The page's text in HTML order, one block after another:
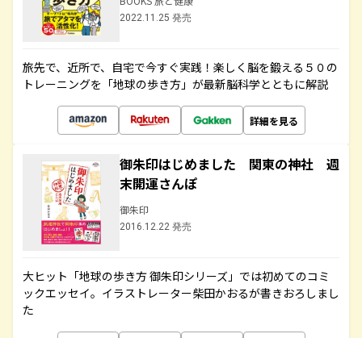
2022.11.25 発売
旅先で、近所で、自宅で今すぐ実践！楽しく脳を鍛える５０の
トレーニングを「地球の歩き方」が最新脳科学とともに解説
詳細を見る
御朱印はじめました 関東の神社 週
末開運さんぽ
御朱印
2016.12.22 発売
大ヒット「地球の歩き方 御朱印シリーズ」では初めてのコミ
ックエッセイ。イラストレーター柴田かおるが書きおろしまし
た